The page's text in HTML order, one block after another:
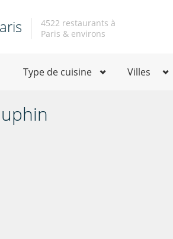
4522 restaurants à
Paris & environs
Type de cuisine Villes